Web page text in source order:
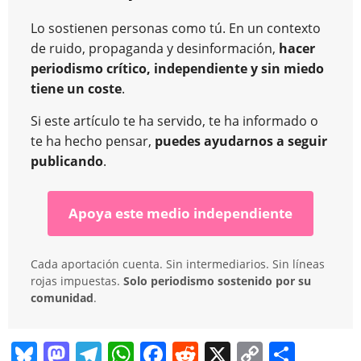
Lo sostienen personas como tú. En un contexto
de ruido, propaganda y desinformación, hacer
periodismo crítico, independiente y sin miedo
tiene un coste.
Si este artículo te ha servido, te ha informado o
te ha hecho pensar, puedes ayudarnos a seguir
publicando.
Apoya este medio independiente
Cada aportación cuenta. Sin intermediarios. Sin líneas
rojas impuestas. Solo periodismo sostenido por su
comunidad.
Bl M T W F R X C